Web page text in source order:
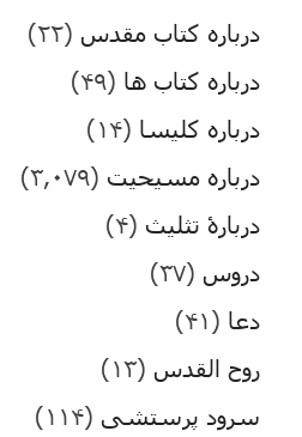
درباره کتاب مقدس (۲۲)
درباره کتاب ها (۴۹)
درباره کلیسا (۱۴)
درباره مسیحیت (۳,۰۷۹)
دربارۀ تثلیث (۴)
دروس (۳۷)
دعا (۴۱)
روح القدس (۱۳)
سرود پرستشی (۱۱۴)